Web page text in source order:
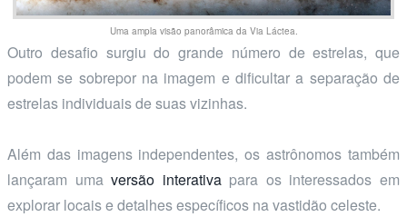
Uma ampla visão panorâmica da Via Láctea.
Outro desafio surgiu do grande número de estrelas, que
podem se sobrepor na imagem e dificultar a separação de
estrelas individuais de suas vizinhas.
Além das imagens independentes, os astrônomos também
lançaram umaversão interativapara os interessados em
explorar locais e detalhes específicos na vastidão celeste.